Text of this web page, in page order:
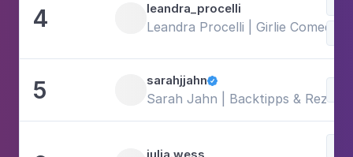
4 leandra_procelli
Leandra Procelli | Girlie Comedy
5 sarahjjahn
Sarah Jahn | Backtipps &